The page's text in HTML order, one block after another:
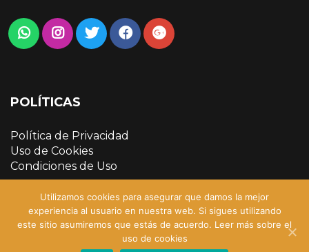
POLÍTICAS
Política de Privacidad
Uso de Cookies
Condiciones de Uso
Copyright © 2022 Academia Cesmar | Sitio creado
Utilizamos cookies para asegurar que damos la mejor
experiencia al usuario en nuestra web. Si sigues utilizando
este sitio asumiremos que estás de acuerdo. Leer más sobre el
uso de cookies